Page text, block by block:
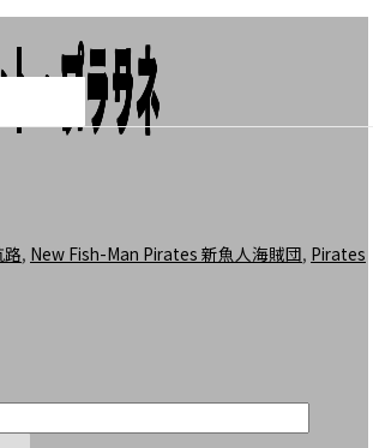
, New Fish-Man Pirates 新魚人海賊団, Pirates
・ローラ
・プラリネ